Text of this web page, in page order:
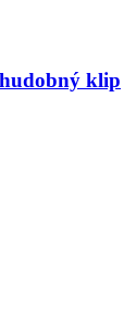
klip